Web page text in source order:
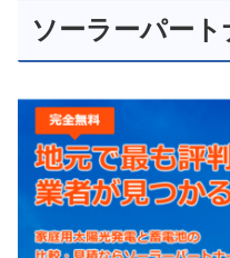
ソーラーパー